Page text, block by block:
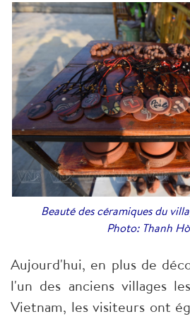
Beauté des céramiques du
Photo: Thanh
Aujourd'hui, en plus de
l'un des anciens villages
Vietnam, les visiteurs ont